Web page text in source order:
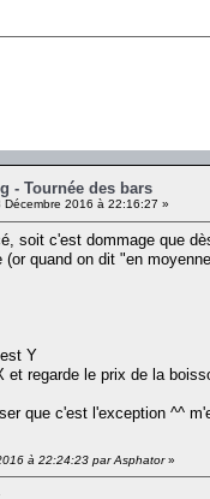
- Tournée des bars
Décembre 2016 à 22:16:27 »
soit c'est dommage que
quand on dit "en
Y
et regarde le prix de la
que c'est l'exception ^^
à 22:24:23 par Asphator»